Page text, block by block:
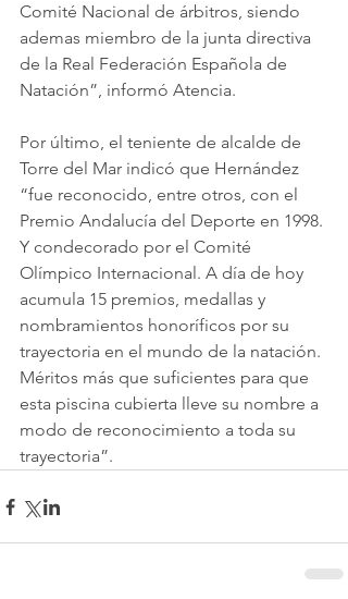
Comité Nacional de árbitros, siendo
ademas miembro de la junta directiva
de la Real Federación Española de
Natación”, informó Atencia.
Por último, el teniente de alcalde de
Torre del Mar indicó que Hernández
“fue reconocido, entre otros, con el
Premio Andalucía del Deporte en 1998.
Y condecorado por el Comité
Olímpico Internacional. A día de hoy
acumula 15 premios, medallas y
nombramientos honoríficos por su
trayectoria en el mundo de la natación.
Méritos más que suficientes para que
esta piscina cubierta lleve su nombre a
modo de reconocimiento a toda su
trayectoria”.